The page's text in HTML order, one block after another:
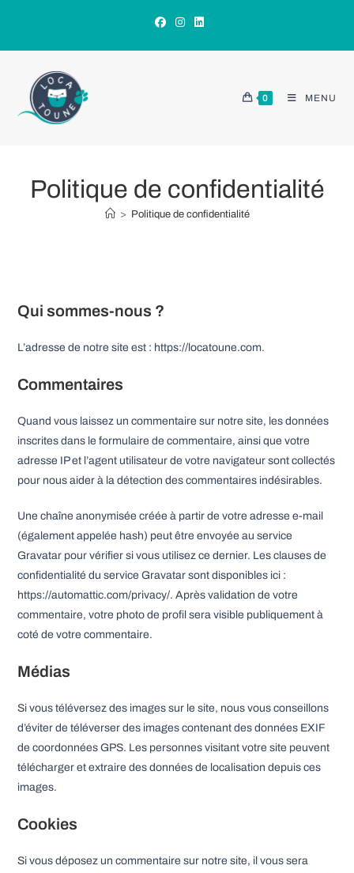
content
0 MENU
Politique de confidentialité
> Politique de confidentialité
Qui sommes-nous ?
L’adresse de notre site est : https://locatoune.com.
Commentaires
Quand vous laissez un commentaire sur notre site, les données
inscrites dans le formulaire de commentaire, ainsi que votre
adresse IP et l’agent utilisateur de votre navigateur sont collectés
pour nous aider à la détection des commentaires indésirables.
Une chaîne anonymisée créée à partir de votre adresse e-mail
(également appelée hash) peut être envoyée au service
Gravatar pour vérifier si vous utilisez ce dernier. Les clauses de
confidentialité du service Gravatar sont disponibles ici :
https://automattic.com/privacy/. Après validation de votre
commentaire, votre photo de profil sera visible publiquement à
coté de votre commentaire.
Médias
Si vous téléversez des images sur le site, nous vous conseillons
d’éviter de téléverser des images contenant des données EXIF
de coordonnées GPS. Les personnes visitant votre site peuvent
télécharger et extraire des données de localisation depuis ces
images.
Cookies
Si vous déposez un commentaire sur notre site, il vous sera